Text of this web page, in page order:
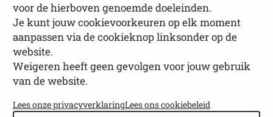
Belangrijke mededeling
voor onze buitenlandse
leden
NVSP
Leestijd: 1 minuut
Laatst bijgewerkt: 03 februari 2025
voor de hierboven genoemde doeleinden.
Je kunt jouw cookievoorkeuren op elk moment
aanpassen via de cookieknop linksonder op de
website.
Weigeren heeft geen gevolgen voor jouw gebruik
van de website.
Lees onze privacyverklaringLees ons cookiebeleid